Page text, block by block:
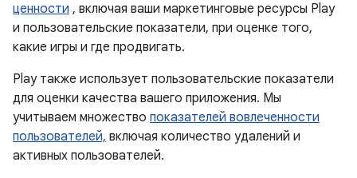
ценности , включая ваши маркетинговые ресурсы Play
и пользовательские показатели, при оценке того,
какие игры и где продвигать.
Play также использует пользовательские показатели
для оценки качества вашего приложения. Мы
учитываем множество показателей вовлеченности
пользователей, включая количество удалений и
активных пользователей.